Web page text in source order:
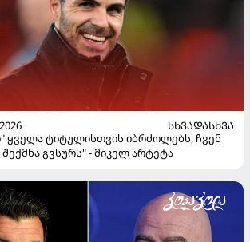
ᲡᲮᲕᲐᲓᲐᲡᲮᲕᲐ
ყველა ტიტულისთვის იბრძოლებს, ჩვენ
გვსურს" - მიკელ არტეტა